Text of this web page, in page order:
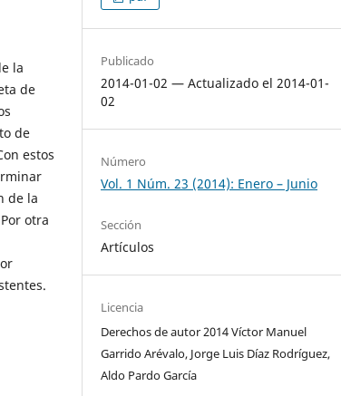
la
de
de
estos
de la
otra
Publicado
2014-01-02 — Actualizado el 2014-01-
02
Número
Vol. 1 Núm. 23 (2014): Enero – Junio
Sección
Artículos
Licencia
Derechos de autor 2014 Víctor Manuel
Garrido Arévalo, Jorge Luis Díaz Rodríguez,
Aldo Pardo García